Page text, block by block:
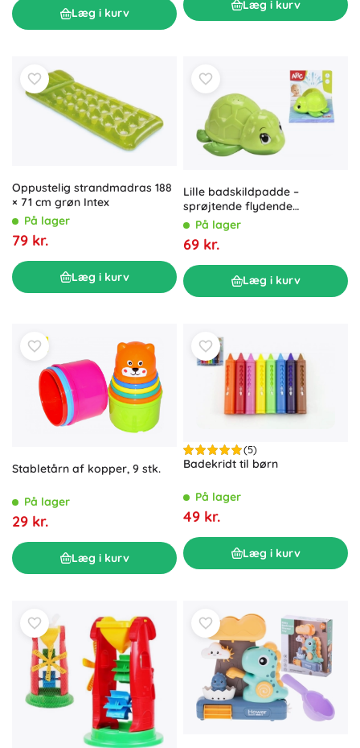
Læg i kurv
Læg i kurv
Oppustelig strandmadras 188
× 71 cm grøn Intex
På lager
79 kr.
Læg i kurv
Lille badskildpadde –
sprøjtende flydende
badelegetøj
På lager
69 kr.
Læg i kurv
Stabletårn af kopper, 9 stk.
På lager
29 kr.
Læg i kurv
(5)
Badekridt til børn
På lager
49 kr.
Læg i kurv